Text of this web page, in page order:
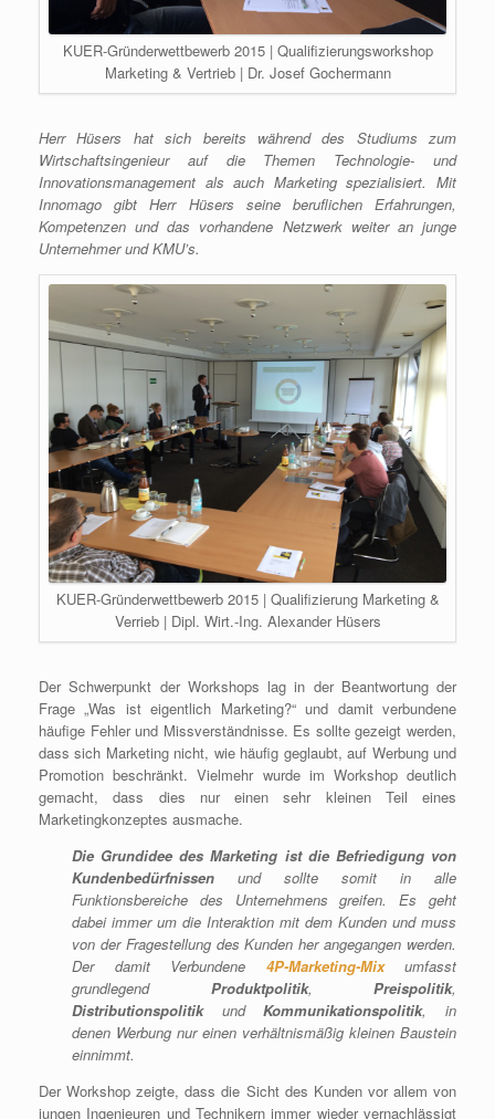
KUER-Gründerwettbewerb 2015 | Qualifizierungsworkshop
Marketing & Vertrieb | Dr. Josef Gochermann
Herr Hüsers hat sich bereits während des Studiums zum
Wirtschaftsingenieur auf die Themen Technologie- und
Innovationsmanagement als auch Marketing spezialisiert. Mit
Innomago gibt Herr Hüsers seine beruflichen Erfahrungen,
Kompetenzen und das vorhandene Netzwerk weiter an junge
Unternehmer und KMU’s.
KUER-Gründerwettbewerb 2015 | Qualifizierung Marketing &
Verrieb | Dipl. Wirt.-Ing. Alexander Hüsers
Der Schwerpunkt der Workshops lag in der Beantwortung der
Frage „Was ist eigentlich Marketing?“ und damit verbundene
häufige Fehler und Missverständnisse. Es sollte gezeigt werden,
dass sich Marketing nicht, wie häufig geglaubt, auf Werbung und
Promotion beschränkt. Vielmehr wurde im Workshop deutlich
gemacht, dass dies nur einen sehr kleinen Teil eines
Marketingkonzeptes ausmache.
Die Grundidee des Marketing ist die Befriedigung von
Kundenbedürfnissen und sollte somit in alle
Funktionsbereiche des Unternehmens greifen. Es geht
dabei immer um die Interaktion mit dem Kunden und muss
von der Fragestellung des Kunden her angegangen werden.
Der damit Verbundene 4P-Marketing-Mixumfasst
grundlegend Produktpolitik, Preispolitik,
DistributionspolitikundKommunikationspolitik, in
denen Werbung nur einen verhältnismäßig kleinen Baustein
einnimmt.
Der Workshop zeigte, dass die Sicht des Kunden vor allem von
jungen Ingenieuren und Technikern immer wieder vernachlässigt